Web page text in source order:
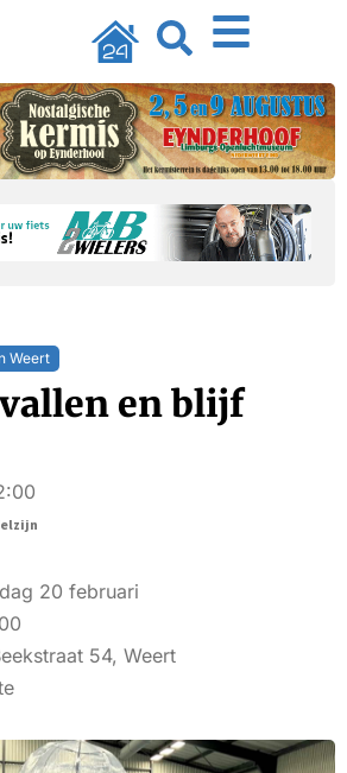
Weert
en blijf
20 februari
54, Weert